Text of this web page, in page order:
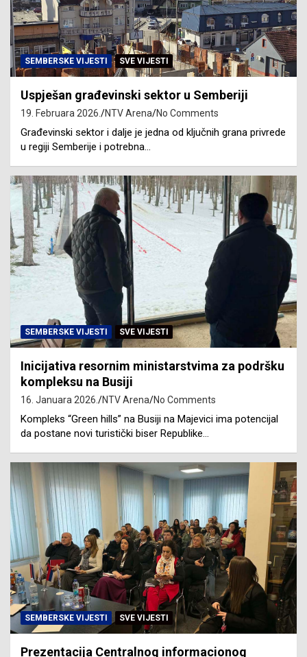
SEMBERSKE VIJESTI SVE VIJESTI
Uspješan građevinski sektor u Semberiji
19. Februara 2026. NTV Arena No Comments
Građevinski sektor i dalje je jedna od ključnih grana privrede
u regiji Semberije i potrebna…
SEMBERSKE VIJESTI SVE VIJESTI
Inicijativa resornim ministarstvima za podršku
kompleksu na Busiji
16. Januara 2026. NTV Arena No Comments
Kompleks “Green hills” na Busiji na Majevici ima potencijal
da postane novi turistički biser Republike…
SEMBERSKE VIJESTI SVE VIJESTI
Prezentacija Centralnog informacionog